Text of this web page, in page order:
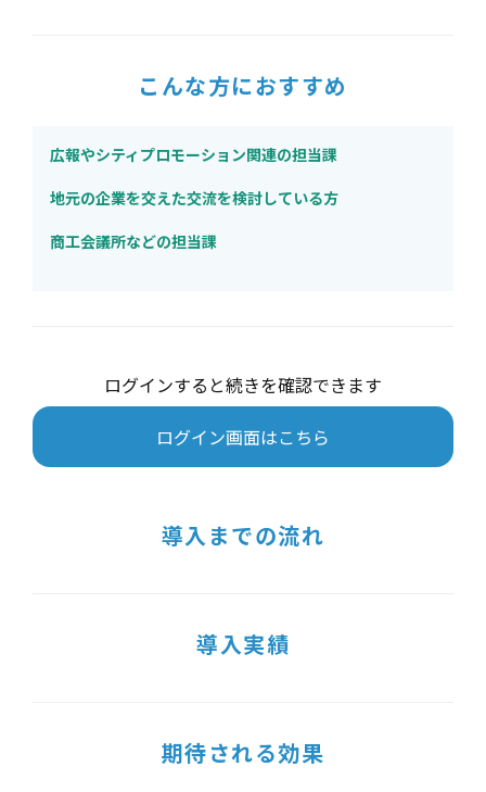
こんな方におすすめ
広報やシティプロモーション関連の担当課
地元の企業を交えた交流を検討している方
商工会議所などの担当課
ログインすると続きを確認できます
ログイン画面はこちら
導入までの流れ
導入実績
期待される効果